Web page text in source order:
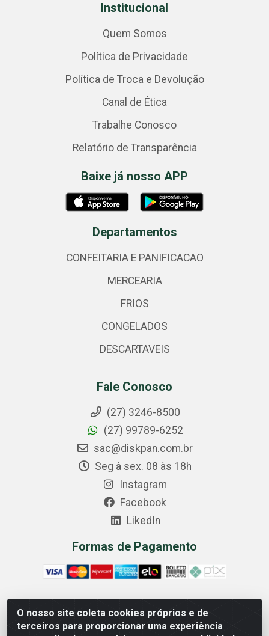
O nosso site coleta cookies próprios e de
terceiros para proporcionar uma experiência
Institucional
Quem Somos
Política de Privacidade
Política de Troca e Devolução
Canal de Ética
Trabalhe Conosco
Relatório de Transparência
Baixe já nosso APP
Departamentos
CONFEITARIA E PANIFICACAO
MERCEARIA
FRIOS
CONGELADOS
DESCARTAVEIS
Fale Conosco
(27) 3246-8500
(27) 99789-6252
sac@diskpan.com.br
Seg à sex. 08 às 18h
Instagram
Facebook
LikedIn
Formas de Pagamento
Comercial Diskpan Ltda - Av. Fernando Antonio, 1911 -
Sotelandia, Cariacica/ES - CEP 29140-669 - CNPJ